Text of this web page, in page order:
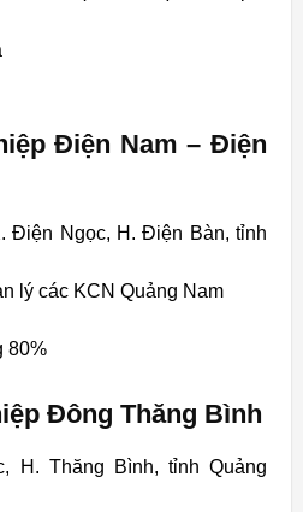
Điện Nam – Điện
Điện Ngọc, H. Điện Bàn, tỉnh
lý các KCN Quảng Nam
80%
Đông Thăng Bình
H. Thăng Bình, tỉnh Quảng